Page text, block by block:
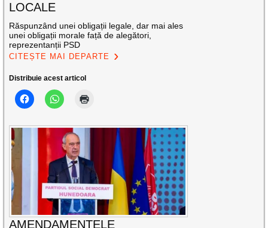
LOCALE
Răspunzând unei obligații legale, dar mai ales
unei obligații morale față de alegători,
reprezentanții PSD
CITEȘTE MAI DEPARTE
Distribuie acest articol
AMENDAMENTELE